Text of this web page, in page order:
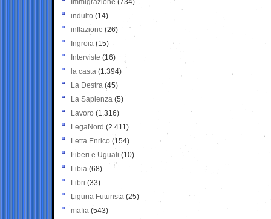
Immigrazione (734)
indulto (14)
inflazione (26)
Ingroia (15)
Interviste (16)
la casta (1.394)
La Destra (45)
La Sapienza (5)
Lavoro (1.316)
LegaNord (2.411)
Letta Enrico (154)
Liberi e Uguali (10)
Libia (68)
Libri (33)
Liguria Futurista (25)
mafia (543)